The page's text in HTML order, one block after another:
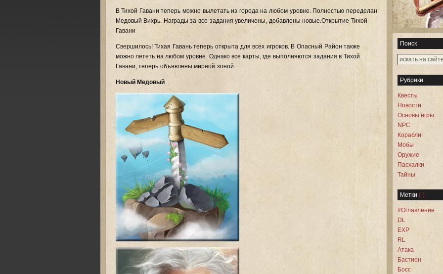
В Тихой Гавани теперь можно вылетать из города на любом уровне. Полностью переделан
Медовый Вихрь. Награды за все задания увеличены, добавлены новые.Открытие Тихой
Гавани
Свершилось! Тихая Гавань теперь открыта для всех игроков. В Опасный Район также
можно лететь на любом уровне. Однако все карты, где выполняются задания в Тихой
Гавани, теперь объявлены мирной зоной.
Новый Медовый
Поиск
Рубрики
Квесты
Новости
Основы игры
NPC
Корабли
Мобы
Оружие
Пасхалки
Тайны
Метки(-)
#Оглавление
DL
EXP
RL
Атака
Бастион
Босс